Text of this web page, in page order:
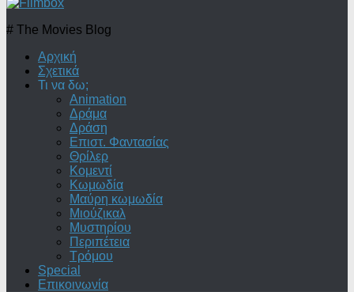
# The Movies Blog
Αρχική
Σχετικά
Τι να δω;
Animation
Δράμα
Δράση
Επιστ. Φαντασίας
Θρίλερ
Κομεντί
Κωμωδία
Μαύρη κωμωδία
Μιούζικαλ
Μυστηρίου
Περιπέτεια
Τρόμου
Special
Επικοινωνία